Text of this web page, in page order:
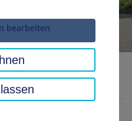
Aktuelles
bearbeiten